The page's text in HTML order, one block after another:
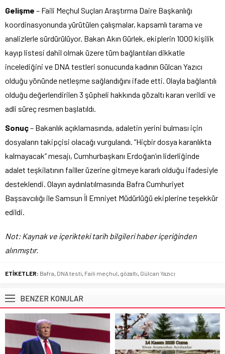
Gelişme – Faili Meçhul Suçları Araştırma Daire Başkanlığı
koordinasyonunda yürütülen çalışmalar, kapsamlı tarama ve
analizlerle sürdürülüyor. Bakan Akın Gürlek, ekiplerin 1000 kişilik
kayıp listesi dahil olmak üzere tüm bağlantıları dikkatle
incelediğini ve DNA testleri sonucunda kadının Gülcan Yazıcı
olduğu yönünde netleşme sağlandığını ifade etti. Olayla bağlantılı
olduğu değerlendirilen 3 şüpheli hakkında gözaltı kararı verildi ve
adli süreç resmen başlatıldı.
Sonuç– Bakanlık açıklamasında, adaletin yerini bulması için
dosyaların takipçisi olacağı vurgulandı. “Hiçbir dosya karanlıkta
kalmayacak” mesajı, Cumhurbaşkanı Erdoğan’ın liderliğinde
adalet teşkilatının failler üzerine gitmeye kararlı olduğu ifadesiyle
desteklendi. Olayın aydınlatılmasında Bafra Cumhuriyet
Başsavcılığı ile Samsun İl Emniyet Müdürlüğü ekiplerine teşekkür
edildi.
Not: Kaynak ve içerikteki tarih bilgileri haber içeriğinden
alınmıştır.
ETİKETLER: Bafra, DNA testi, Faili meçhul, gözaltı, Gülcan Yazıcı
BENZER KONULAR